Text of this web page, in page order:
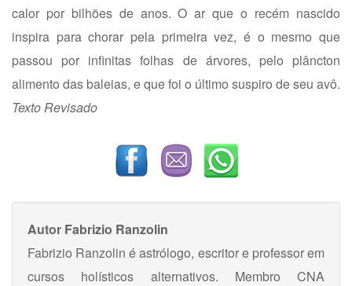
calor por bilhões de anos. O ar que o recém nascido
inspira para chorar pela primeira vez, é o mesmo que
passou por infinitas folhas de árvores, pelo plâncton
alimento das baleias, e que foi o último suspiro de seu avô.
Texto Revisado
Autor Fabrizio Ranzolin
Fabrizio Ranzolin é astrólogo, escritor e professor em
cursos holísticos alternativos. Membro CNA